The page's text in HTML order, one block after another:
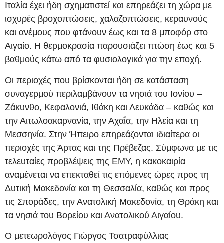
Ιταλία έχει ήδη σχηματιστεί και επηρεάζει τη χώρα με
ισχυρές βροχοπτώσεις, χαλαζοπτώσεις, κεραυνούς
και ανέμους που φτάνουν έως και τα 8 μποφόρ στο
Αιγαίο. Η θερμοκρασία παρουσιάζει πτώση έως και 5
βαθμούς κάτω από τα φυσιολογικά για την εποχή.
Οι περιοχές που βρίσκονται ήδη σε κατάσταση
συναγερμού περιλαμβάνουν τα νησιά του Ιονίου –
Ζάκυνθο, Κεφαλονιά, Ιθάκη και Λευκάδα – καθώς και
την Αιτωλοακαρνανία, την Αχαΐα, την Ηλεία και τη
Μεσσηνία. Στην Ήπειρο επηρεάζονται ιδιαίτερα οι
περιοχές της Άρτας και της Πρέβεζας. Σύμφωνα με τις
τελευταίες προβλέψεις της ΕΜΥ, η κακοκαιρία
αναμένεται να επεκταθεί τις επόμενες ώρες προς τη
Δυτική Μακεδονία και τη Θεσσαλία, καθώς και προς
τις Σποράδες, την Ανατολική Μακεδονία, τη Θράκη και
τα νησιά του Βορείου και Ανατολικού Αιγαίου.
Ο μετεωρολόγος Γιώργος Τσατραφύλλιας